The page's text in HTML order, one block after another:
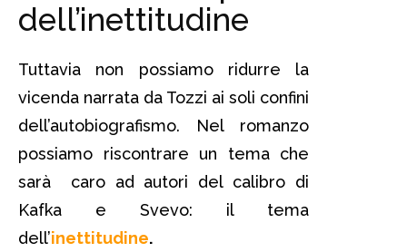
dell’inettitudine
Tuttavia non possiamo ridurre la
vicenda narrata da Tozzi ai soli confini
dell’autobiografismo. Nel romanzo
possiamo riscontrare un tema che
sarà caro ad autori del calibro di
Kafka e Svevo: il tema
dell’inettitudine.